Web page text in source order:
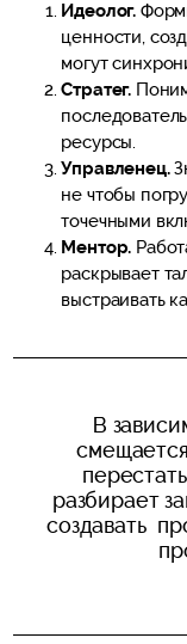
Идеолог.
ценности,
могут
Стратег.
ресурсы.
Управленец.
не чтобы
точечными
Ментор.
раскрывает
выстраивать
В
разбирает
создавать